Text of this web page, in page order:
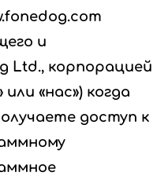
и
Ltd., корпорацией
«нас») когда
доступ к